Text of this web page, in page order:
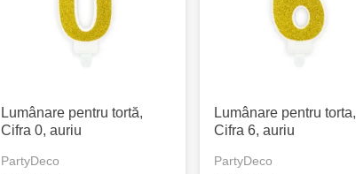
Lumânare pentru tortă,
Cifra 0, auriu
PartyDeco
Lumânare pentru torta,
Cifra 6, auriu
PartyDeco